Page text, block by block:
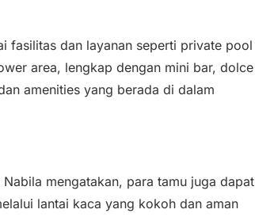
fasilitas dan layanan seperti private pool
area, lengkap dengan mini bar, dolce
amenities yang berada di dalam
mengatakan, para tamu juga dapat
lantai kaca yang kokoh dan aman